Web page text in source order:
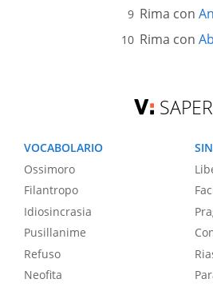
Rima con
Rima con
VOCABOLARIO
Ossimoro
Filantropo
Idiosincrasia
Pusillanime
Refuso
Neofita